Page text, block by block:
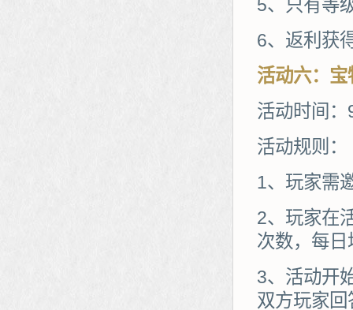
5、只有等
6、返利获
活动六： 宝
活动时间
活动规则：
1、玩家需
2、玩家在
次数，每
3、活动开
双方玩家